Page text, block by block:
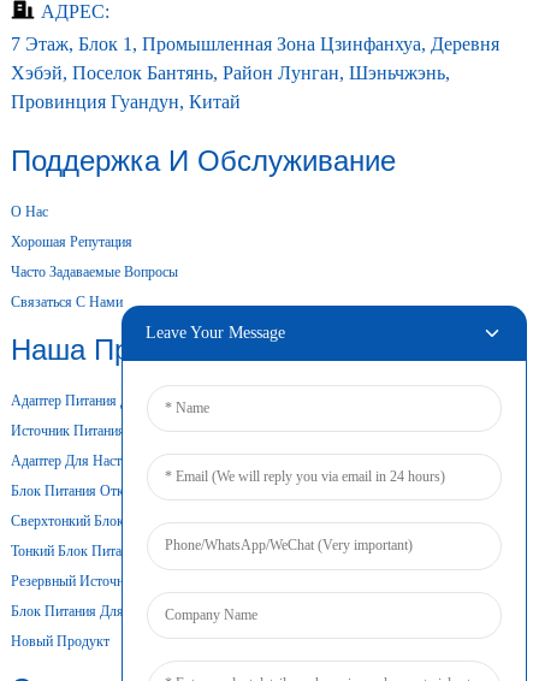
АДРЕС:
7 Этаж, Блок 1, Промышленная Зона Цзинфанхуа, Деревня
Хэбэй, Поселок Бантянь, Район Лунган, Шэньчжэнь,
Провинция Гуандун, Китай
Поддержка И Обслуживание
О Нас
Хорошая Репутация
Часто Задаваемые Вопросы
Связаться С Нами
Наша Продукция
Адаптер Питания Для Настольного Компьютера
Источник Питания Переменного/постоянного Тока
Адаптер Для Настенного Крепления
Блок Питания Открытого Типа
Сверхтонкий Блок Питания
Тонкий Блок Питания
Резервный Источник Питания От Батареи
Блок Питания Для DIN-Рейки
Новый Продукт
Leave Your Message